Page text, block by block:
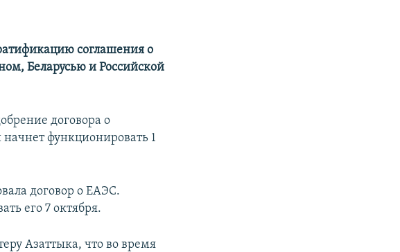
соглашения о
Беларусью и Российской
договора о
функционировать 1
договор о ЕАЭС.
его 7 октября.
Азаттыка, что во время